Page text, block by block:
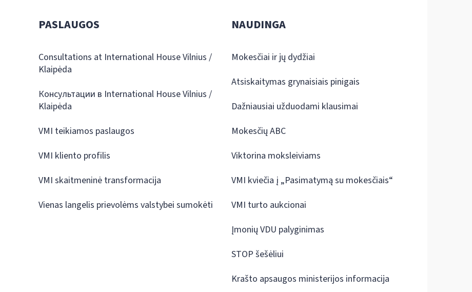
PASLAUGOS
Consultations at International House Vilnius /
Klaipėda
Консультации в International House Vilnius /
Klaipėda
VMI teikiamos paslaugos
VMI kliento profilis
VMI skaitmeninė transformacija
Vienas langelis prievolėms valstybei sumokėti
NAUDINGA
Mokesčiai ir jų dydžiai
Atsiskaitymas grynaisiais pinigais
Dažniausiai užduodami klausimai
Mokesčių ABC
Viktorina moksleiviams
VMI kviečia į „Pasimatymą su mokesčiais“
VMI turto aukcionai
Įmonių VDU palyginimas
STOP šešėliui
Krašto apsaugos ministerijos informacija